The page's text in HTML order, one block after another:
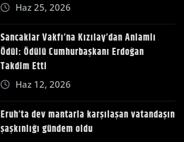
Haz 25, 2026
Sancaklar Vakfı’na Kızılay’dan Anlamlı
Ödül: Ödülü Cumhurbaşkanı Erdoğan
Takdim Etti
Haz 12, 2026
Eruh’ta dev mantarla karşılaşan vatandaşın
şaşkınlığı gündem oldu